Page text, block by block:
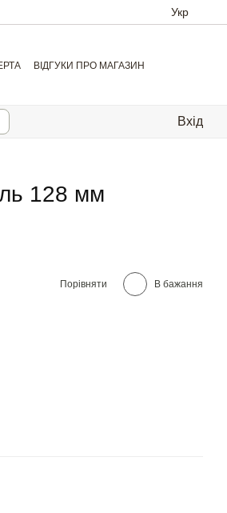
Укр
ВІДГУКИ ПРО МАГАЗИН
Вхід
128 мм
Порівняти В бажання